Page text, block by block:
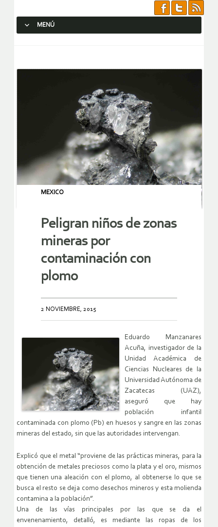
MENÚ
MEXICO
Peligran niños de zonas
mineras por
contaminación con
plomo
2 NOVIEMBRE, 2015
Eduardo Manzanares
Acuña, investigador de la
Unidad Académica de
Ciencias Nucleares de la
Universidad Autónoma de
Zacatecas (UAZ),
aseguró que hay
población infantil
contaminada con plomo (Pb) en huesos y sangre en las zonas
mineras del estado, sin que las autoridades intervengan.
Explicó que el metal “proviene de las prácticas mineras, para la
obtención de metales preciosos como la plata y el oro, mismos
que tienen una aleación con el plomo, al obtenerse lo que se
busca el resto se deja como desechos mineros y esta molienda
contamina a la población”.
Una de las vías principales por las que se da el
envenenamiento, detalló, es mediante las ropas de los